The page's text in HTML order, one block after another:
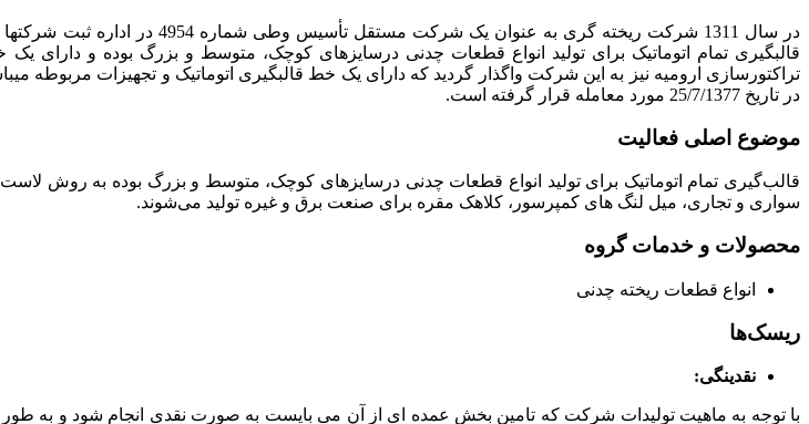
در سال 1311 شرکت ریخته گری به
در تاریخ 25/7/1377 مورد معامله قرار گرفته است.
موضوع اصلی فعالیت
قالب‌گیری تمام اتوماتیک برای تولید انواع قطعات چدنی درسایزهای کوچک، متوسط و بزرگ بوده به روش
سواری و تجاری، میل لنگ های کمپرسور، کلاهک مقره برای صنعت برق و غیره تولید می‌شوند.
محصولات و خدمات گروه
انواع قطعات ریخته چدنی
ریسک‌ها
نقدینگی:
با توجه به ماهیت تولیدات شرکت که تامین بخش عمده ای از آن می بایست به صورت نقدی انجام شود و به طور